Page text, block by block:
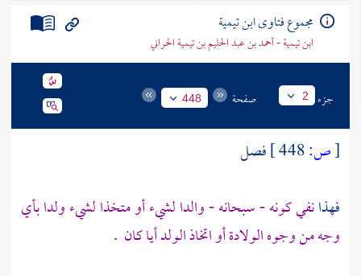
مجموع فتاوى ابن تيمية
ابن تيمية - أحمد بن عبد الحليم بن تيمية الحراني
جزء 2 صفحة 448
[ص:
فصل
فهذانفي كونه - سبحانه - والدا لشيء أو متخذا لشيء ولدا بأي
وجه من وجوه الولادة أو اتخاذ الولد أيا كان .